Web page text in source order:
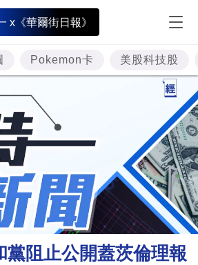
x《華爾街日報》
Pokemon卡 美股科技股
黨阻止公開蓋茨倫理報